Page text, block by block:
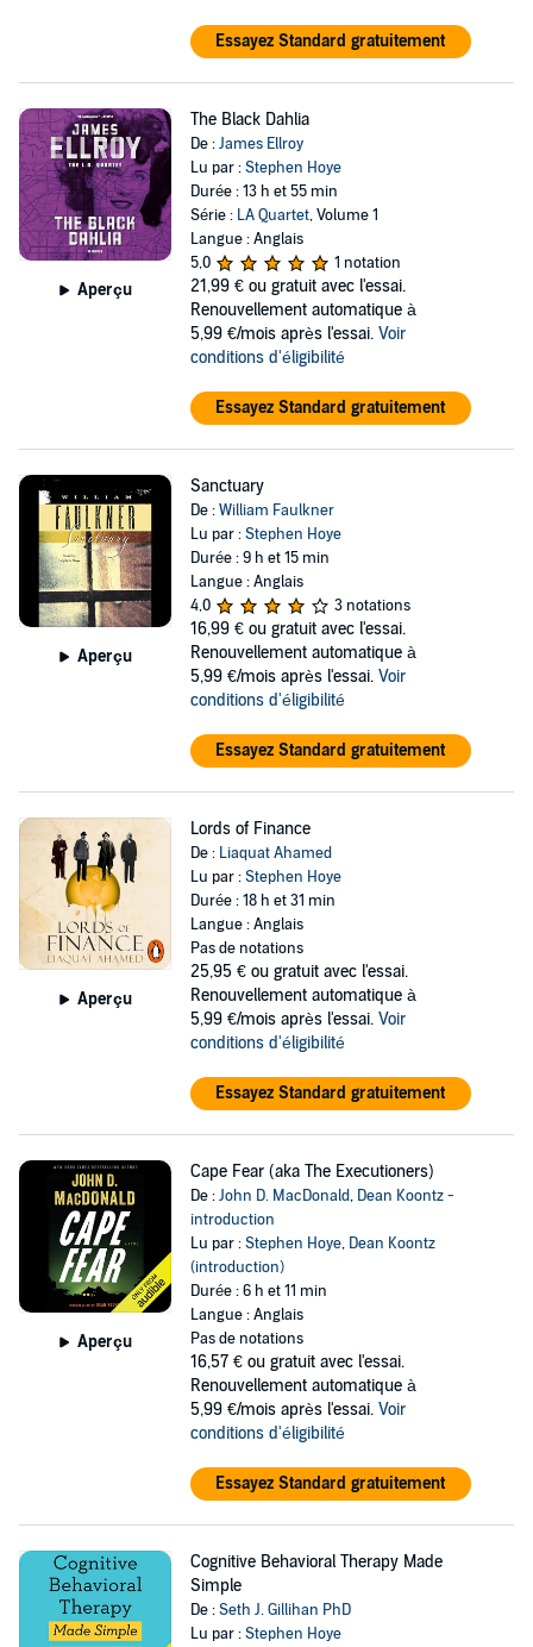
Essayez Standard gratuitement
Aperçu
The Black Dahlia
De :James Ellroy
Lu par :Stephen Hoye
Durée : 13 h et 55 min
Série : LA Quartet, Volume 1
Langue : Anglais
5,0
1 notation
21,99 € ou gratuit avec l'essai.
Renouvellement automatique à
5,99 €/mois après l'essai. Voir
conditions d'éligibilité
Essayez Standard gratuitement
Aperçu
Sanctuary
De :William Faulkner
Lu par :Stephen Hoye
Durée : 9 h et 15 min
Langue : Anglais
4,0
3 notations
16,99 € ou gratuit avec l'essai.
Renouvellement automatique à
5,99 €/mois après l'essai. Voir
conditions d'éligibilité
Essayez Standard gratuitement
Aperçu
Lords of Finance
De : Liaquat Ahamed
Lu par :Stephen Hoye
Durée : 18 h et 31 min
Langue : Anglais
Pas de notations
25,95 € ou gratuit avec l'essai.
Renouvellement automatique à
5,99 €/mois après l'essai. Voir
conditions d'éligibilité
Essayez Standard gratuitement
Aperçu
Cape Fear (aka The Executioners)
De :John D. MacDonald, Dean Koontz -
introduction
Lu par :Stephen Hoye, Dean Koontz
(introduction)
Durée : 6 h et 11 min
Langue : Anglais
Pas de notations
16,57 € ou gratuit avec l'essai.
Renouvellement automatique à
5,99 €/mois après l'essai. Voir
conditions d'éligibilité
Essayez Standard gratuitement
Cognitive Behavioral Therapy Made
Simple
De :Seth J. Gillihan PhD
Lu par :Stephen Hoye